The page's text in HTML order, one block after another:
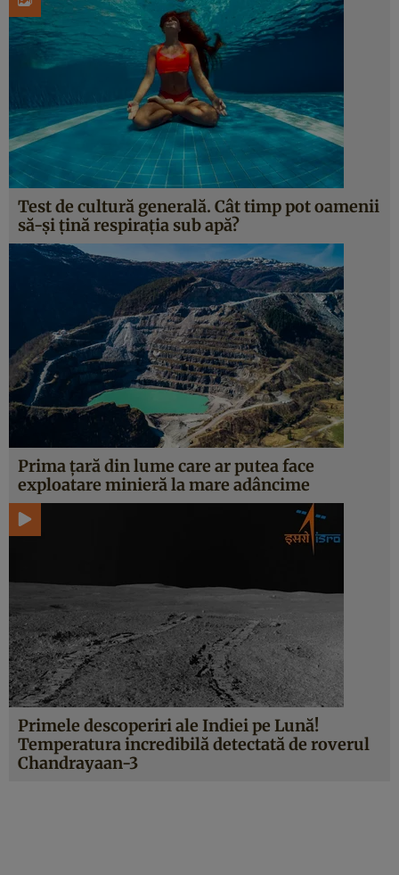
Test de cultură generală. Cât timp pot oamenii
să-și țină respirația sub apă?
Prima țară din lume care ar putea face
exploatare minieră la mare adâncime
Primele descoperiri ale Indiei pe Lună!
Temperatura incredibilă detectată de roverul
Chandrayaan-3